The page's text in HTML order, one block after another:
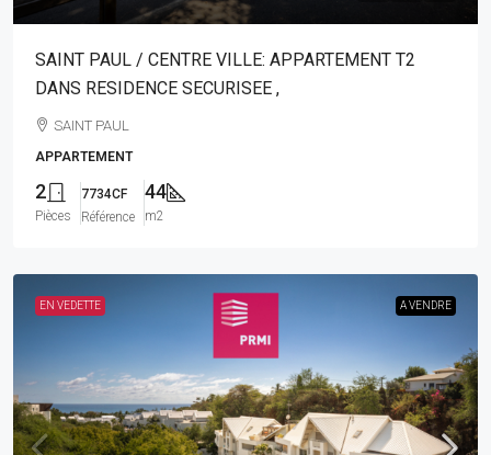
SAINT PAUL / CENTRE VILLE: APPARTEMENT T2
DANS RESIDENCE SECURISEE ,
SAINT PAUL
APPARTEMENT
2
Pièces
7734CF
Référence
44
m2
EN VEDETTE A VENDRE